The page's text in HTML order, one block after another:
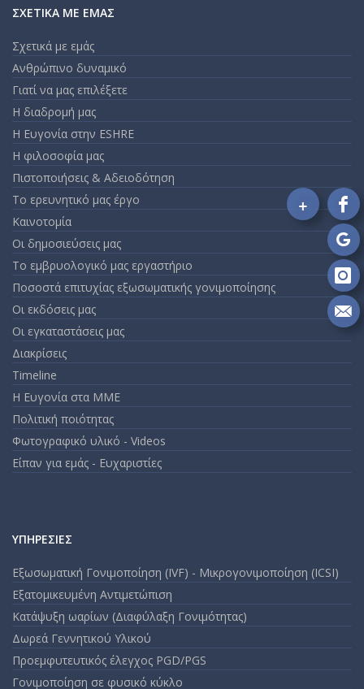
ΣΧΕΤΙΚΆ ΜΕ ΕΜΆΣ
Σχετικά με εμάς
Ανθρώπινο δυναμικό
Γιατί να μας επιλέξετε
Η διαδρομή μας
Η Ευγονία στην ESHRE
Η φιλοσοφία μας
Πιστοποιήσεις & Αδειοδότηση
Το ερευνητικό μας έργο
Καινοτομία
Οι δημοσιεύσεις μας
Το εμβρυολογικό μας εργαστήριο
Ποσοστά επιτυχίας εξωσωματικής γονιμοποίησης
Οι εκδόσεις μας
Οι εγκαταστάσεις μας
Διακρίσεις
Timeline
Η Ευγονία στα ΜΜΕ
Πολιτική ποιότητας
Φωτογραφικό υλικό - Videos
Είπαν για εμάς - Ευχαριστίες
ΥΠΗΡΕΣΊΕΣ
Εξωσωματική Γονιμοποίηση (IVF) - Μικρογονιμοποίηση (ICSI)
Εξατομικευμένη Αντιμετώπιση
Κατάψυξη ωαρίων (Διαφύλαξη Γονιμότητας)
Δωρεά Γεννητικού Υλικού
Προεμφυτευτικός έλεγχος PGD/PGS
Γονιμοποίηση σε φυσικό κύκλο
on
on
on
an
+